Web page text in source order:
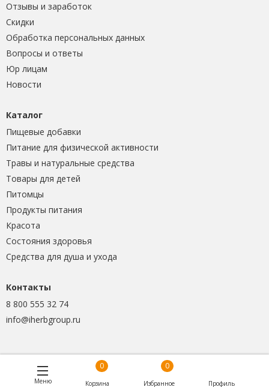
Отзывы и заработок
Скидки
Обработка персональных данных
Вопросы и ответы
Юр лицам
Новости
Каталог
Пищевые добавки
Питание для физической активности
Травы и натуральные средства
Товары для детей
Питомцы
Продукты питания
Красота
Состояния здоровья
Средства для душа и ухода
Контакты
8 800 555 32 74
info@iherbgroup.ru
Меню
0
Корзина
0
Избранное Профиль